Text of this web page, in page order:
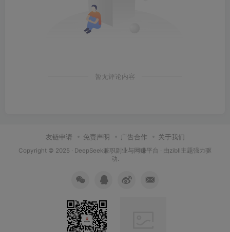
暂无评论内容
友链申请 免责声明 广告合作 关于我们
Copyright © 2025 · DeepSeek兼职副业与网赚平台 · 由zibll主题 强力驱
动.